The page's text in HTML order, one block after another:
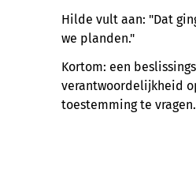
Hilde vult aan: "Dat
we planden."
Kortom: een
verantwoordelijkheid
toestemming te vragen.